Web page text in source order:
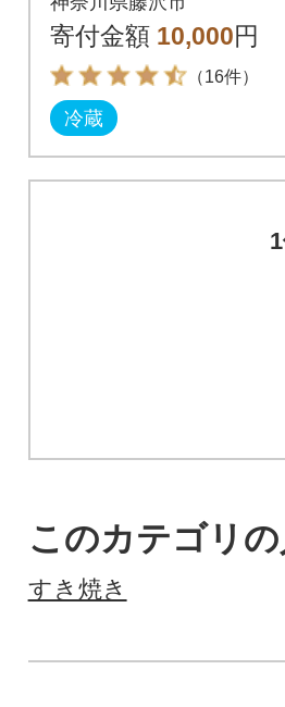
ラ・モモ(約900g)』
寄付金額 10,000円
（16件）
冷蔵
このカテゴリ
すき焼き